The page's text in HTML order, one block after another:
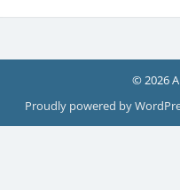
© 2026
Proudly powered by